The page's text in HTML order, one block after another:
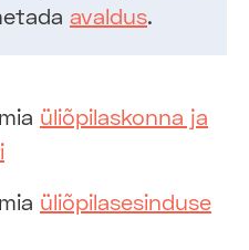
avaldus.
üliõpilaskonna ja
üliõpilasesinduse